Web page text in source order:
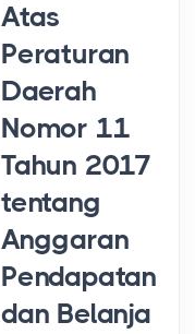
Atas
Peraturan
Daerah
Nomor 11
Tahun 2017
tentang
Anggaran
Pendapatan
dan Belanja